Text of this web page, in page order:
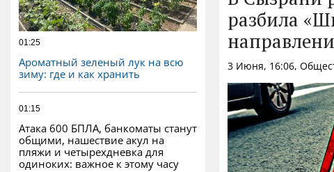
01:25
Ароматный зеленый лук на всю
зиму: где и как хранить
01:15
Атака 600 БПЛА, банкоматы станут
общими, нашествие акул на
пляжи и четырехдневка для
одиноких: важное к этому часу
разбила
3 Июня, 16:06,